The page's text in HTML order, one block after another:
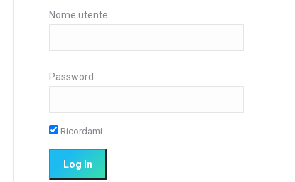
Nome utente
Password
Ricordami